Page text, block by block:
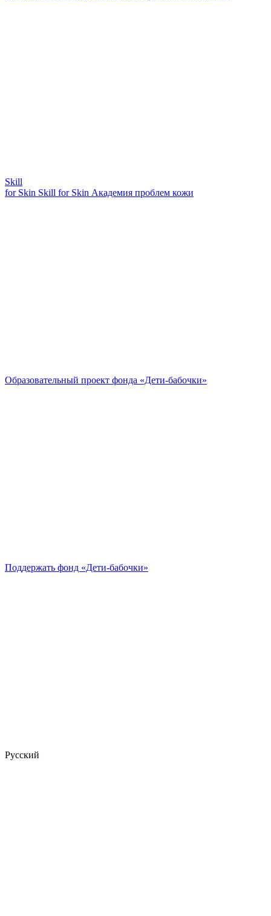
Skill
for Skin Skill for Skin Академия проблем кожи
Образовательный проект фонда «Дети-бабочки»
Поддержать фонд «Дети-бабочки»
Русский